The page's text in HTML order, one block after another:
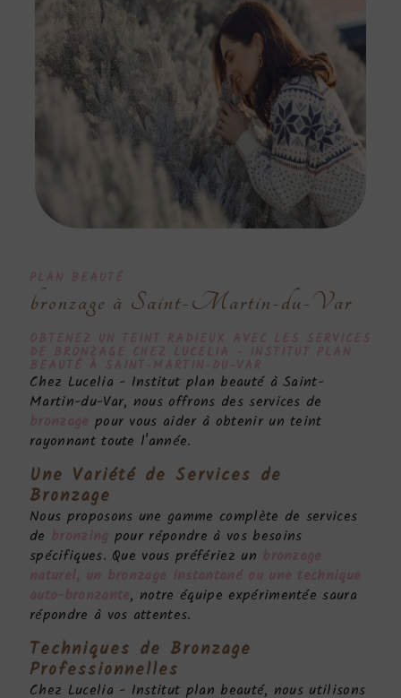
PLAN BEAUTÉ
bronzage à Saint-Martin-du-Var
OBTENEZ UN TEINT RADIEUX AVEC LES SERVICES
DE BRONZAGE CHEZ LUCELIA - INSTITUT PLAN
BEAUTÉ À SAINT-MARTIN-DU-VAR
Chez Lucelia - Institut plan beauté à Saint-
Martin-du-Var, nous offrons des services de
bronzage pour vous aider à obtenir un teint
rayonnant toute l'année.
Une Variété de Services de
Bronzage
Nous proposons une gamme complète de services
de bronzing pour répondre à vos besoins
spécifiques. Que vous préfériez un bronzage
naturel, un bronzage instantané ou une technique
auto-bronzante, notre équipe expérimentée saura
répondre à vos attentes.
Techniques de Bronzage
Professionnelles
Chez Lucelia - Institut plan beauté, nous utilisons